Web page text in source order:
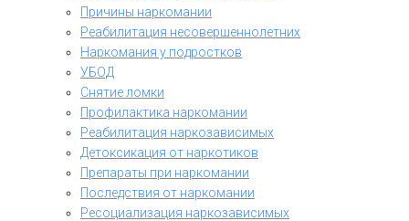
Причины наркомании
Реабилитация несовершеннолетних
Наркомания у подростков
УБОД
Снятие ломки
Профилактика наркомании
Реабилитация наркозависимых
Детоксикация от наркотиков
Препараты при наркомании
Последствия от наркомании
Ресоциализация наркозависимых